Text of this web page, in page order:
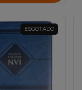
ESGOTADO